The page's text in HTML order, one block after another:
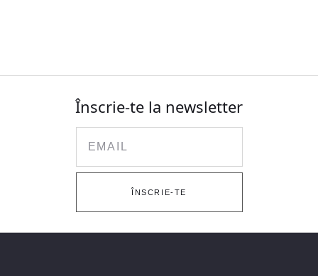
Înscrie-te la newsletter
ÎNSCRIE-TE